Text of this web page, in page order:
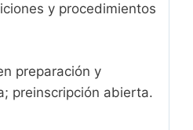
y procedimientos
preparación y
preinscripción abierta.